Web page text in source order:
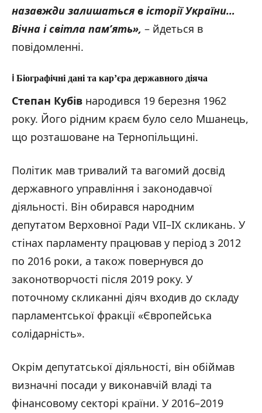
назавжди залишаться в історії України…
Вічна і світла пам’ять», – йдеться в
повідомленні.
ℹ️ Біографічні дані та кар’єра державного діяча
Степан Кубів народився 19 березня 1962
року. Його рідним краєм було село Мшанець,
що розташоване на Тернопільщині.
Політик мав тривалий та вагомий досвід
державного управління і законодавчої
діяльності. Він обирався народним
депутатом Верховної Ради VII–IX скликань. У
стінах парламенту працював у період з 2012
по 2016 роки, а також повернувся до
законотворчості після 2019 року. У
поточному скликанні діяч входив до складу
парламентської фракції «Європейська
солідарність».
Окрім депутатської діяльності, він обіймав
визначні посади у виконавчій владі та
фінансовому секторі країни. У 2016–2019